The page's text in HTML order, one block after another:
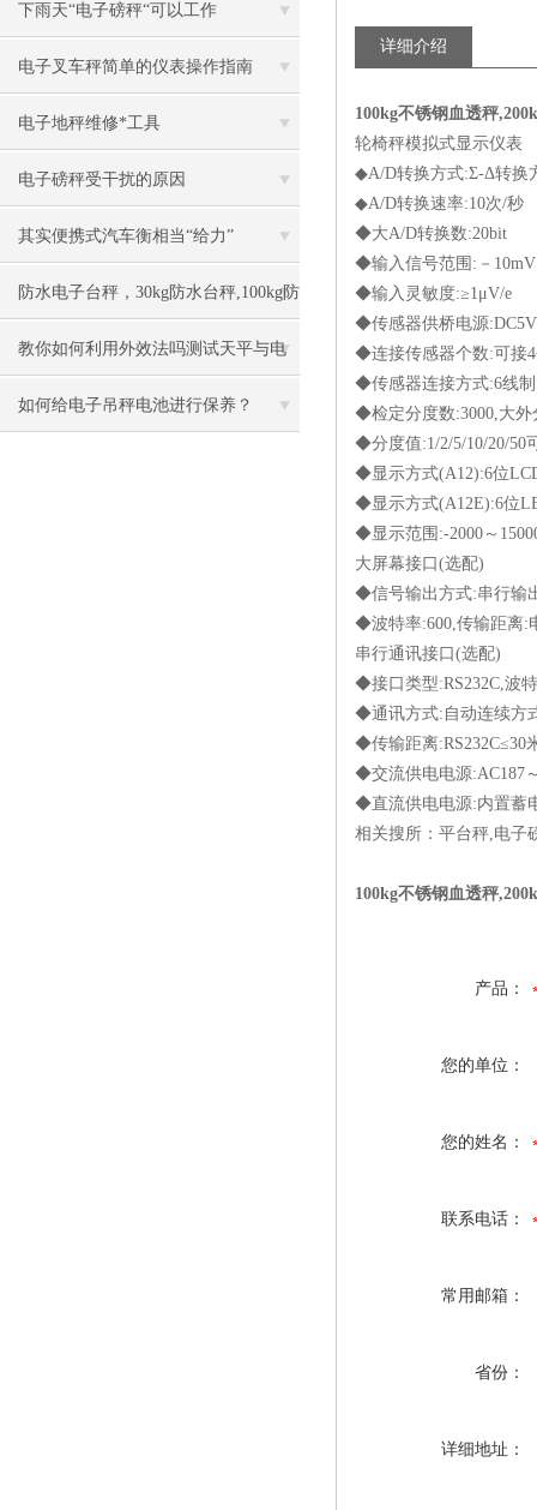
下雨天“电子磅秤“可以工作
电子叉车秤简单的仪表操作指南
电子地秤维修*工具
电子磅秤受干扰的原因
其实便携式汽车衡相当“给力”
防水电子台秤，30kg防水台秤,100kg防
水台秤，150kg防水台秤
教你如何利用外效法吗测试天平与电
子秤
如何给电子吊秤电池进行保养？
详细介绍
100kg不锈钢血透秤
轮椅秤模拟式显示仪表
◆A/D转换方式:Σ-Δ转换
◆A/D转换速率:10次/秒
◆大A/D转换数:20bit
◆输入信号范围:－10mV
◆输入灵敏度:≥1μV/e
◆传感器供桥电源
◆连接传感器个数:可接
◆传感器连接方式:6线制
◆检定分度数:3000,大外
◆分度值:1/2/5/10/20/50
◆显示方式(A12):6位
◆显示方式(A12E):6位
◆显示范围:-2000～
大屏幕接口(选配)
◆信号输出方式:串行输
◆波特率:600,传输距离:
串行通讯接口(选配)
◆接口类型:RS232C,波
◆通讯方式:自动连续方
◆传输距离:RS232C≤30
◆交流供电电源:AC187
◆直流供电电源:内置蓄
相关搜所：平台秤,电子
100kg不锈钢血透秤
产品：
您的单位：
您的姓名：
联系电话：
常用邮箱：
省份：
详细地址：